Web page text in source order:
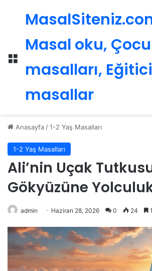
Menü
Masal oku,
masalları, Eğitici
masallar
Anasayfa /1-2 Yaş Masalları
1-2 Yaş Masalları
Ali’nin Uçak
Gökyüzüne
admin Haziran 28, 2026 0 24